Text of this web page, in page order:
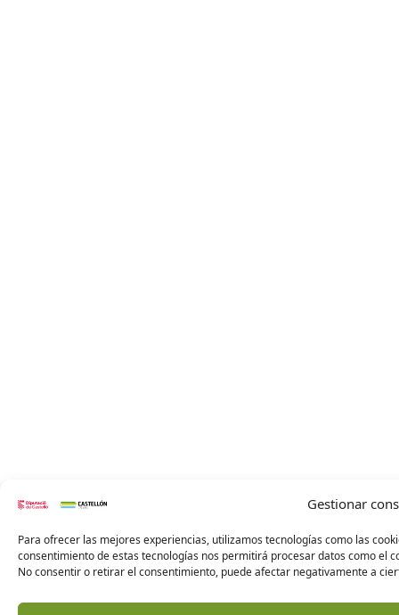
Gestionar
Para ofrecer las mejores experiencias, utilizamos tecnologías como las
consentimiento de estas tecnologías nos permitirá procesar datos como el
No consentir o retirar el consentimiento, puede afectar negativamente a